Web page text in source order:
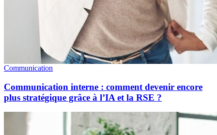
Communication
Communication interne : comment devenir encore
plus stratégique grâce à l’IA et la RSE ?